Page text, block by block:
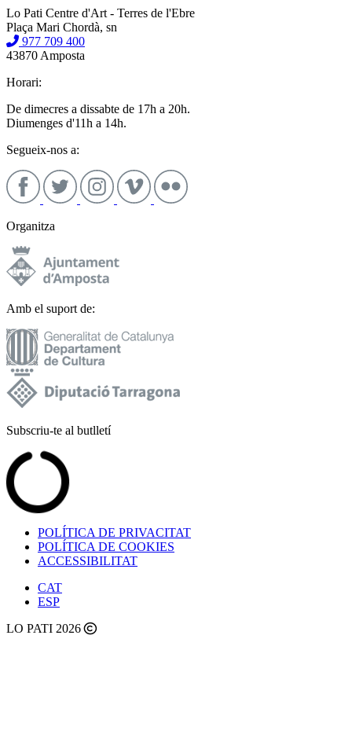
Lo Pati Centre d'Art - Terres de l'Ebre
Plaça Mari Chordà, sn
977 709 400
43870 Amposta
Horari:
De dimecres a dissabte de 17h a 20h.
Diumenges d'11h a 14h.
Segueix-nos a:
Organitza
Amb el suport de:
Subscriu-te al butlletí
POLÍTICA DE PRIVACITAT
POLÍTICA DE COOKIES
ACCESSIBILITAT
CAT
ESP
LO PATI 2026